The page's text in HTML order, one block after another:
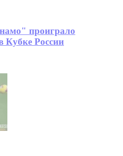
проиграло
России